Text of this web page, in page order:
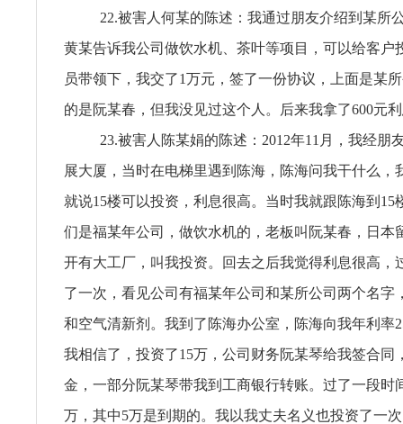
22.被害人何某的陈述：我通过朋友介绍到某所
黄某告诉我公司做饮水机、茶叶等项目，可以给客户
员带领下，我交了1万元，签了一份协议，上面是某
的是阮某春，但我没见过这个人。后来我拿了600元
23.被害人陈某娟的陈述：2012年11月，我经朋
展大厦，当时在电梯里遇到陈海，陈海问我干什么，
就说15楼可以投资，利息很高。当时我就跟陈海到15
们是福某年公司，做饮水机的，老板叫阮某春，日本
开有大工厂，叫我投资。回去之后我觉得利息很高，
了一次，看见公司有福某年公司和某所公司两个名字
和空气清新剂。我到了陈海办公室，陈海向我年利率
我相信了，投资了15万，公司财务阮某琴给我签合同
金，一部分阮某琴带我到工商银行转账。过了一段时
万，其中5万是到期的。我以我丈夫名义也投资了一